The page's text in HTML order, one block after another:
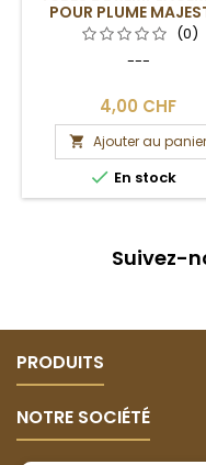
POUR PLUME
BLACK ET OR-
(0)
---
4,00 CHF
 Ajouter au panier
 En stock
Suivez-
PRODUITS
NOTRE SOCIÉTÉ